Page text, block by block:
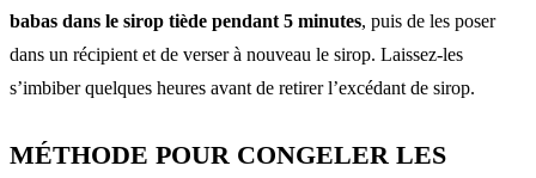
babas dans le sirop tiède pendant 5 minutes, puis de les poser
dans un récipient et de verser à nouveau le sirop. Laissez-les
s’imbiber quelques heures avant de retirer l’excédant de sirop.
MÉTHODE POUR CONGELER LES